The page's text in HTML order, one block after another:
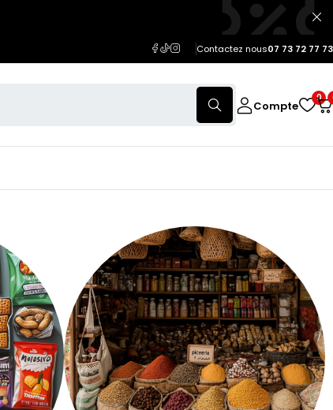
Contactez nous07 73 72 77 73
Compte
0